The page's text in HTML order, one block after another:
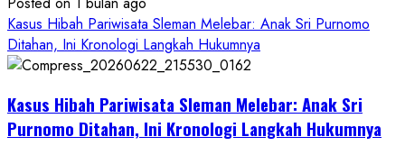
Janji
Kawal
Proses
Sampai
Tuntas
Kasus Hibah Pariwisata Sleman Melebar: Anak Sri Purnomo
Ditahan, Ini Kronologi Langkah Hukumnya
Kasus Hibah Pariwisata Sleman Melebar: Anak Sri
Purnomo Ditahan, Ini Kronologi Langkah Hukumnya